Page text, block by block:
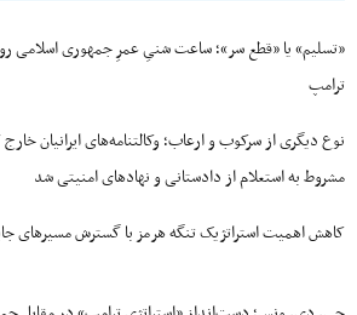
«تسلیم» یا «قطع سر»؛ ساعت شنیِ عمرِ جمهوری اسلامی
ترامپ
نوع دیگری از سرکوب و ارعاب؛ وکالتنامه‌های ایرانیان
مشروط به استعلام از دادستانی و نهادهای امنیتی شد
کاهش اهمیت استراتژیک تنگه‌ هرمز با گسترش مسیرهای